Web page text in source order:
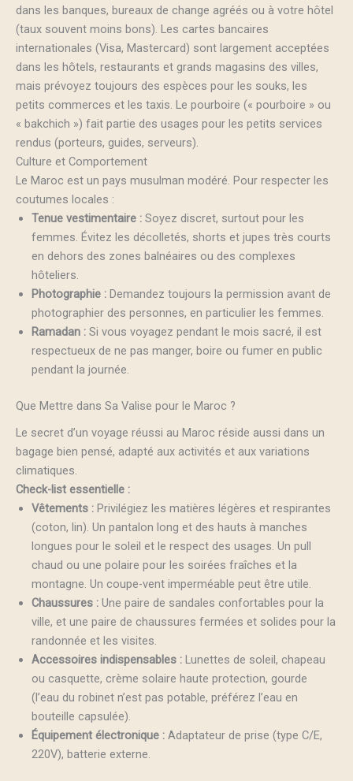
dans les banques, bureaux de change agréés ou à votre hôtel
(taux souvent moins bons). Les cartes bancaires
internationales (Visa, Mastercard) sont largement acceptées
dans les hôtels, restaurants et grands magasins des villes,
mais prévoyez toujours des espèces pour les souks, les
petits commerces et les taxis. Le pourboire (« pourboire » ou
« bakchich ») fait partie des usages pour les petits services
rendus (porteurs, guides, serveurs).
Culture et Comportement
Le Maroc est un pays musulman modéré. Pour respecter les
coutumes locales :
Tenue vestimentaire : Soyez discret, surtout pour les
femmes. Évitez les décolletés, shorts et jupes très courts
en dehors des zones balnéaires ou des complexes
hôteliers.
Photographie : Demandez toujours la permission avant de
photographier des personnes, en particulier les femmes.
Ramadan : Si vous voyagez pendant le mois sacré, il est
respectueux de ne pas manger, boire ou fumer en public
pendant la journée.
Que Mettre dans Sa Valise pour le Maroc ?
Le secret d’un voyage réussi au Maroc réside aussi dans un
bagage bien pensé, adapté aux activités et aux variations
climatiques.
Check-list essentielle :
Vêtements : Privilégiez les matières légères et respirantes
(coton, lin). Un pantalon long et des hauts à manches
longues pour le soleil et le respect des usages. Un pull
chaud ou une polaire pour les soirées fraîches et la
montagne. Un coupe-vent imperméable peut être utile.
Chaussures : Une paire de sandales confortables pour la
ville, et une paire de chaussures fermées et solides pour la
randonnée et les visites.
Accessoires indispensables : Lunettes de soleil, chapeau
ou casquette, crème solaire haute protection, gourde
(l’eau du robinet n’est pas potable, préférez l’eau en
bouteille capsulée).
Équipement électronique : Adaptateur de prise (type C/E,
220V), batterie externe.